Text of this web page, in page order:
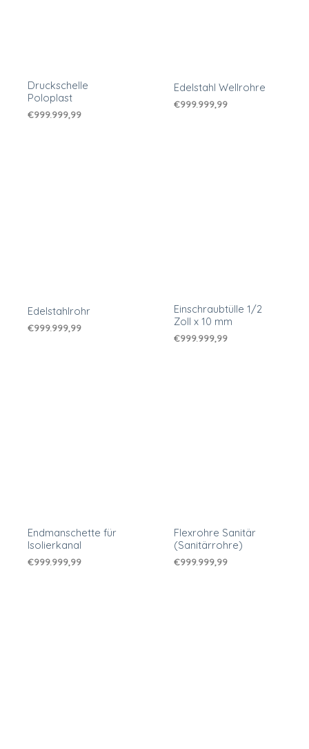
Druckschelle
Poloplast
€999.999,99
Edelstahl Wellrohre
€999.999,99
Edelstahlrohr
€999.999,99
Einschraubtülle 1/2
Zoll x 10 mm
€999.999,99
Endmanschette für
Isolierkanal
€999.999,99
Flexrohre Sanitär
(Sanitärrohre)
€999.999,99